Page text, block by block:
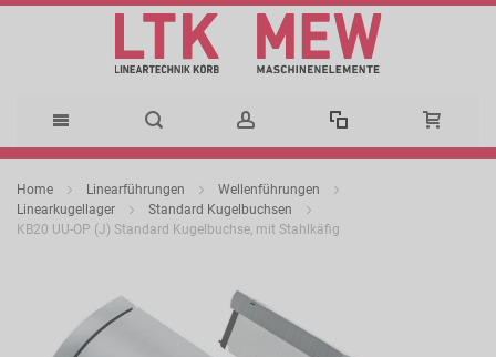
zum
Home Linearführungen
Wellenführungen
Linearkugellager
Standard Kugelbuchsen
KB20 UU-OP (J) Standard Kugelbuchse, mit Stahlkäfig
Bildergalerie